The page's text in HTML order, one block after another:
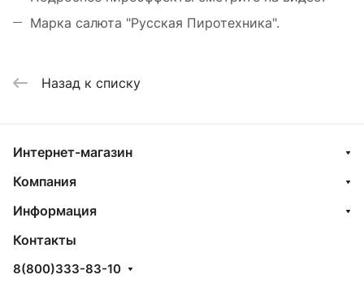
Марка салюта "Русская Пиротехника".
Назад к списку
Интернет-магазин
Компания
Информация
Контакты
8(800)333-83-10